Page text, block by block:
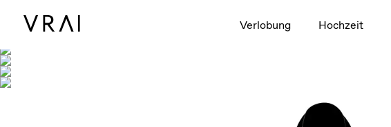
Verlobung Hochzeit
Interaktives Video